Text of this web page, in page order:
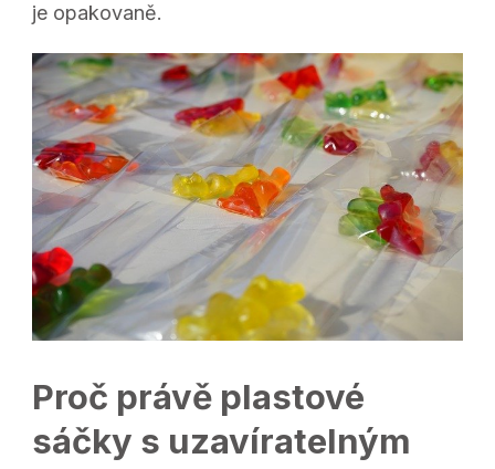
je opakovaně.
Proč právě plastové
sáčky s uzavíratelným